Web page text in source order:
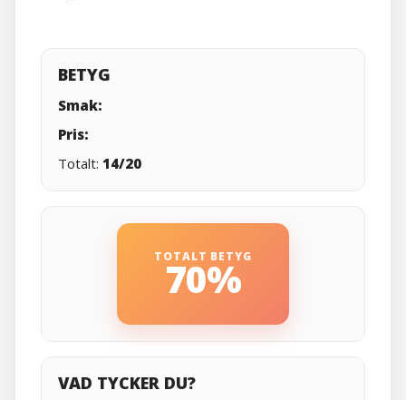
BETYG
Smak:
Pris:
Totalt: 14/20
TOTALT BETYG
70%
VAD TYCKER DU?